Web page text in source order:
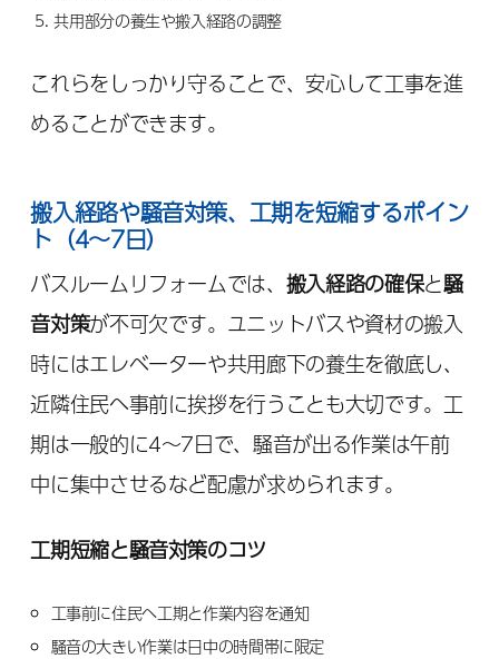
共用部分の養生や搬入経路の調整
これらをしっかり守ることで、安心して工事を進
めることができます。
搬入経路や騒音対策、工期を短縮するポイン
ト（4～7日）
バスルームリフォームでは、 搬入経路の確保と騒
音対策が不可欠です。ユニットバスや資材の搬入
時にはエレベーターや共用廊下の養生を徹底し、
近隣住民へ事前に挨拶を行うことも大切です。工
期は一般的に4～7日で、騒音が出る作業は午前
中に集中させるなど配慮が求められます。
工期短縮と騒音対策のコツ
工事前に住民へ工期と作業内容を通知
騒音の大きい作業は日中の時間帯に限定